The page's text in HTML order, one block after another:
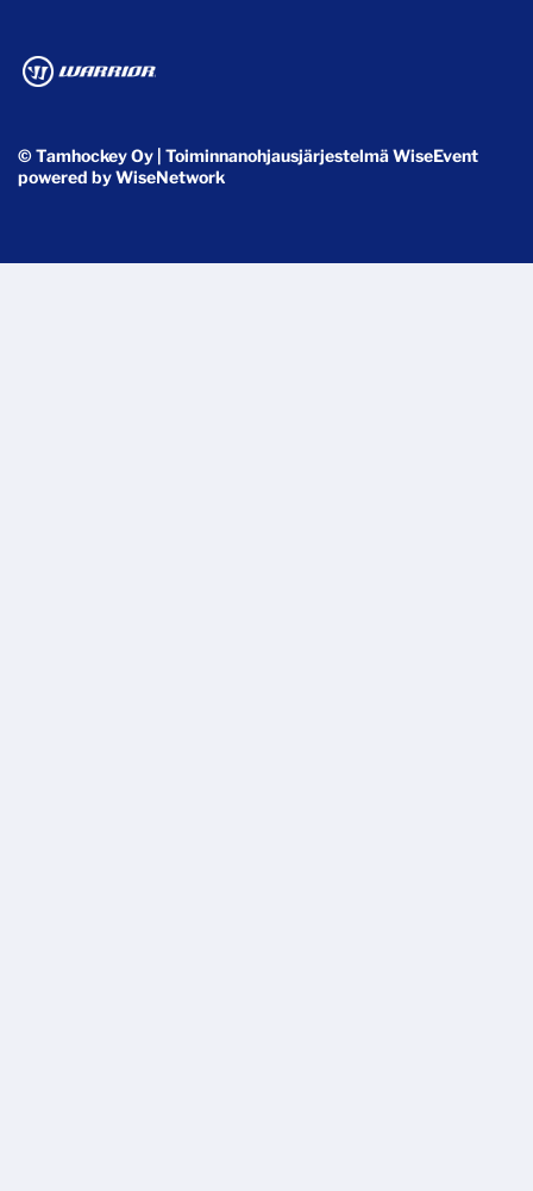
© Tamhockey Oy | ToiminnanohjausjärjestelmäWiseEvent
powered byWiseNetwork